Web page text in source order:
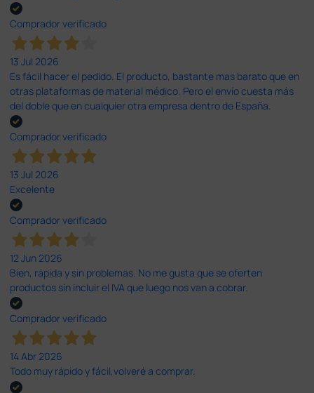
Comprador verificado
13 Jul 2026
Es fácil hacer el pedido. El producto, bastante mas barato que en
otras plataformas de material médico. Pero el envío cuesta más
del doble que en cualquier otra empresa dentro de España.
Comprador verificado
13 Jul 2026
Excelente
Comprador verificado
12 Jun 2026
Bien, rápida y sin problemas. No me gusta que se oferten
productos sin incluir el IVA que luego nos van a cobrar.
Comprador verificado
14 Abr 2026
Todo muy rápido y fácil,volveré a comprar.